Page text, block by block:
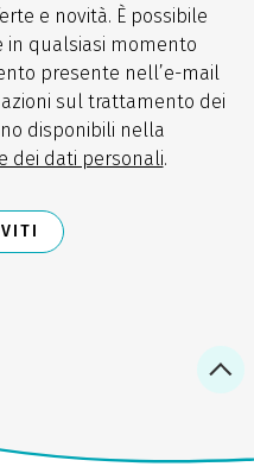
e novità. È possibile
in qualsiasi momento
presente nell’e-mail
sul trattamento dei
disponibili nella
dei dati personali.